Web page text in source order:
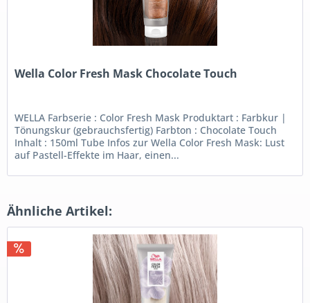
Wella Color Fresh Mask Chocolate Touch
WELLA Farbserie : Color Fresh Mask Produktart : Farbkur |
Tönungskur (gebrauchsfertig) Farbton : Chocolate Touch
Inhalt : 150ml Tube Infos zur Wella Color Fresh Mask: Lust
auf Pastell-Effekte im Haar, einen...
Ähnliche Artikel: